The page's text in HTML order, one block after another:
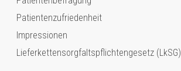
Patientenzufriedenheit
Impressionen
Lieferkettensorgfaltspflichtengesetz (LkSG)